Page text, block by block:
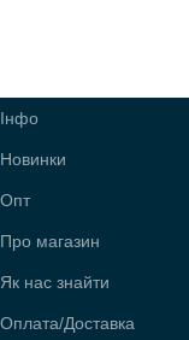
Інфо
Новинки
Опт
Про магазин
Як нас знайти
Оплата/Доставка